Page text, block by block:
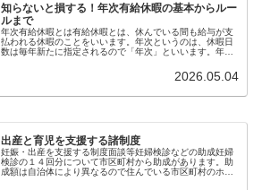
知らないと損する！年次有給休暇の基本からルー
ルまで
年次有給休暇とは有給休暇とは、休んでいる間も給与が支
払われる休暇のことをいいます。年次というのは、休暇日
数は毎年新たに指定されるので「年次」といいます。年次
2026.05.04
出産と育児を支援する諸制度
妊娠・出産を支援する制度面談等妊婦検診などの助成妊婦
検診の１４回分について市区町村から助成があります。助
成額は自治体により異なるので住んでいる市区町村のホー